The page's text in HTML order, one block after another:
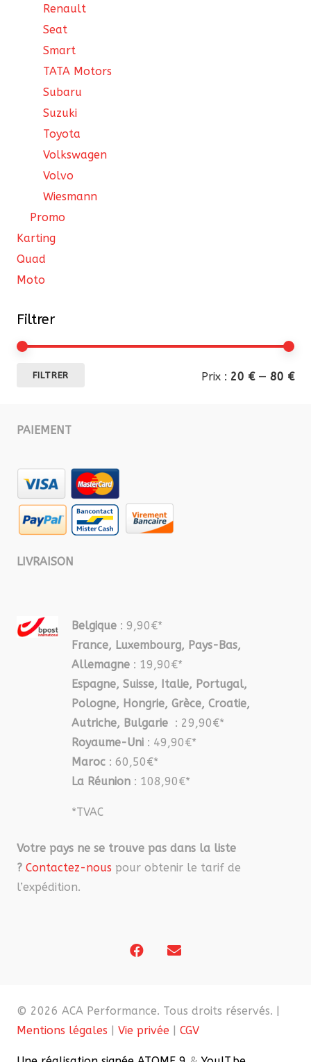
Renault
Seat
Smart
TATA Motors
Subaru
Suzuki
Toyota
Volkswagen
Volvo
Wiesmann
Promo
Karting
Quad
Moto
Filtrer
FILTRER Prix : 20 €— 80 €
PAIEMENT
LIVRAISON
Belgique : 9,90€*
France, Luxembourg, Pays-Bas,
Allemagne : 19,90€*
Espagne, Suisse, Italie, Portugal,
Pologne, Hongrie, Grèce, Croatie,
Autriche, Bulgarie : 29,90€*
Royaume-Uni : 49,90€*
Maroc : 60,50€*
La Réunion : 108,90€*
*TVAC
Votre pays ne se trouve pas dans la liste
? Contactez-nous pour obtenir le tarif de
l’expédition.
© 2026 ACA Performance. Tous droits réservés. |
Mentions légales | Vie privée | CGV